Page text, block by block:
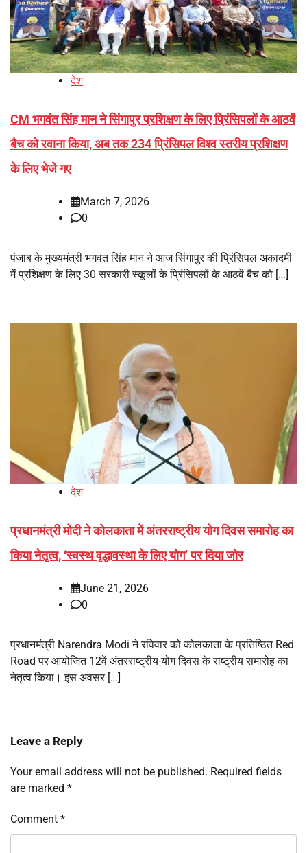
देश
CM भगवंत सिंह मान ने सिंगापुर प्रशिक्षण के लिए प्रिंसिपलों के आठवें
बैच को रवाना किया, अब तक 234 प्रिंसिपल विश्व स्तरीय प्रशिक्षण
के लिए भेजे गए
March 7, 2026
0
पंजाब के मुख्यमंत्री भगवंत सिंह मान ने आज सिंगापुर की प्रिंसिपल अकादमी
में प्रशिक्षण के लिए 30 सरकारी स्कूलों के प्रिंसिपलों के आठवें बैच को […]
देश
प्रधानमंत्री मोदी ने कोलकाता में अंतरराष्ट्रीय योग दिवस समारोह का
किया नेतृत्व, ‘स्वस्थ वृद्धावस्था के लिए योग’ पर दिया जोर
June 21, 2026
0
प्रधानमंत्री Narendra Modi ने रविवार को कोलकाता के प्रतिष्ठित Red
Road पर आयोजित 12वें अंतरराष्ट्रीय योग दिवस के राष्ट्रीय समारोह का
नेतृत्व किया। इस अवसर […]
Leave a Reply
Your email address will not be published. Required fields
are marked *
Comment *